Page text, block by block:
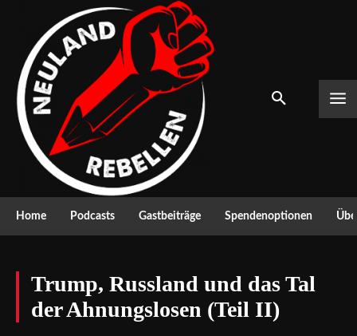
Home Podcasts Gastbeiträge Spendenoptionen
Trump, Russland und das Tal
der Ahnungslosen (Teil II)